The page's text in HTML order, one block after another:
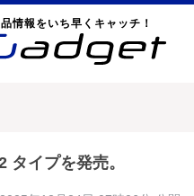
情報をいち早くキャッチ！
イプを発売。